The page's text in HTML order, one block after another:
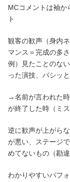
MCコメントは袖か
ト
観客の歓声（身内
マンス＝完成の多さ
例）見たことのな
った演技、バシッ
→名前が言われた
が終了した時（ミ
逆に歓声が上がら
が悪い、ステージ
めてないもの（勘
わかりやすいパフ